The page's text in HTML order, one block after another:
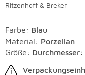
Ritzenhoff & Breker
Farbe: Blau
Material: Porzellan
Größe: